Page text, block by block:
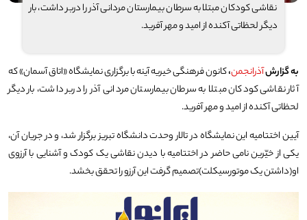
نقاشی کودکان مبتلا به سرطان بیمارستان مردانی آذر را دربر داشت، بار
دیگر لحظاتی آکنده از امید و مهر آفرید.
به گزارشآذرانجمن،کانون فرهنگی خیریه آینه با برگزاری نمایشگاه «اتاق آسمان» که
آثار نقاشی کودکان مبتلا به سرطان بیمارستان مردانی آذر را دربر داشت، بار دیگر
لحظاتی آکنده از امید و مهر آفرید.
آیین اختتامیه این نمایشگاه در تالار وحدت دانشگاه تبریز برگزار شد، و در جریان آن،
یکی از خیّرین نامی حاضر در اختتامیه با دیدن نقاشی یک کودک و آشنایی با آرزوی
او(داشتن یک موتورسیکلت)تصمیم گرفت این آرزو را تحقق بخشد.